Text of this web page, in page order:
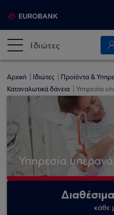
Ιδιώτες
Αρχική Ιδιώτες Προϊόντα &
Καταναλωτικά δάνεια
Υπηρεσία
Υπηρεσία
κάθε